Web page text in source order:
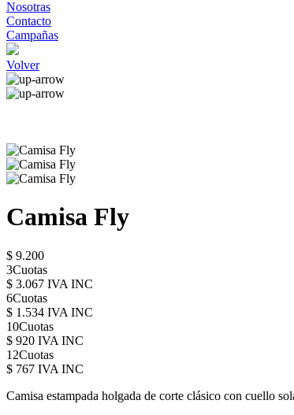
Nosotras
Contacto
Campañas
Volver
Camisa Fly
$ 9.200
3Cuotas
$ 3.067 IVA INC
6Cuotas
$ 1.534 IVA INC
10Cuotas
$ 920 IVA INC
12Cuotas
$ 767 IVA INC
Camisa estampada holgada de corte clásico con cuello